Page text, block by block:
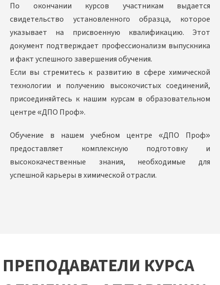
По окончании курсов участникам выдается
свидетельство установленного образца, которое
указывает на присвоенную квалификацию. Этот
документ подтверждает профессионализм выпускника
и факт успешного завершения обучения.
Если вы стремитесь к развитию в сфере химической
технологии и получению высокочистых соединений,
присоединяйтесь к нашим курсам в образовательном
центре «ДПО Проф».
Обучение в нашем учебном центре «ДПО Проф»
предоставляет комплексную подготовку и
высококачественные знания, необходимые для
успешной карьеры в химической отрасли.
ПРЕПОДАВАТЕЛИ КУРСА